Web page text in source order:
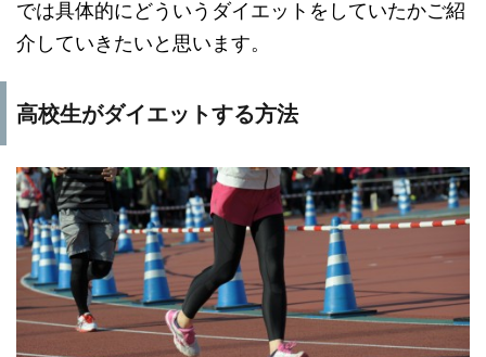
では具体的にどういうダイエットをしていたかご紹
介していきたいと思います。
高校生がダイエットする方法